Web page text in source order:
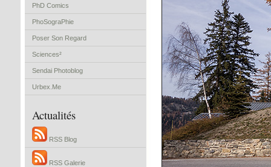
PhD Comics
PhoSograPhie
Poser Son Regard
Sciences²
Sendai Photoblog
Urbex.Me
Actualités
RSS Blog
RSS Galerie